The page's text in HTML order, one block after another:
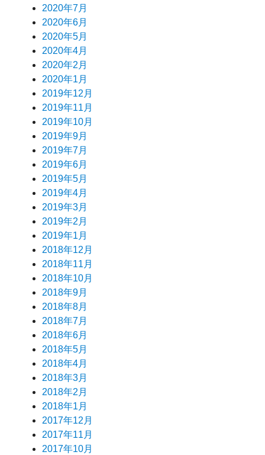
2020年7月
2020年6月
2020年5月
2020年4月
2020年2月
2020年1月
2019年12月
2019年11月
2019年10月
2019年9月
2019年7月
2019年6月
2019年5月
2019年4月
2019年3月
2019年2月
2019年1月
2018年12月
2018年11月
2018年10月
2018年9月
2018年8月
2018年7月
2018年6月
2018年5月
2018年4月
2018年3月
2018年2月
2018年1月
2017年12月
2017年11月
2017年10月